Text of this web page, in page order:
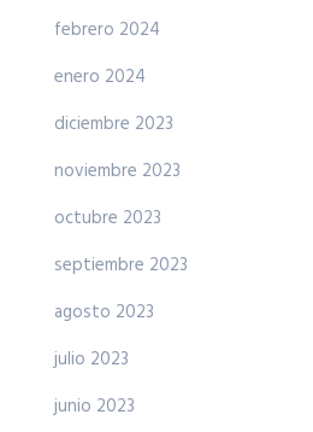
febrero 2024
enero 2024
diciembre 2023
noviembre 2023
octubre 2023
septiembre 2023
agosto 2023
julio 2023
junio 2023